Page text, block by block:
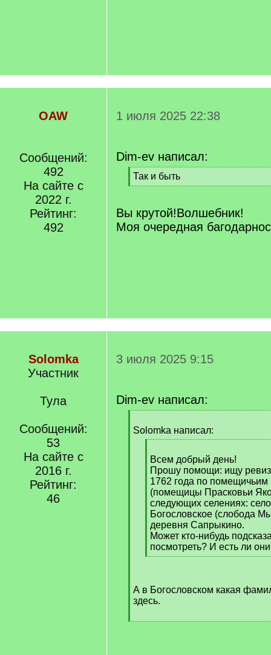
OAW
Сообщений:
492
На сайте с
2022 г.
Рейтинг:
492
1 июля 2025 22:38
Dim-ev написал:
[
q
Так и быть
[
q
Вы крутой!Волшебник!
Моя очередная
Solomka
Участник
Тула
Сообщений:
53
На сайте с
2016 г.
Рейтинг:
46
3 июля 2025 9:15
Dim-ev написал:
q
Solomka написал:
q
]
Всем добрый день!
Прошу помощи: ищу
1762 года по помещичьим
(помещицы Прасковьи
следующих селениях:
Богословское (слобода
деревня Сапрыкино.
Может кто-нибудь
посмотреть? И есть ли
[
]
А в Богословском какая
здесь.
[